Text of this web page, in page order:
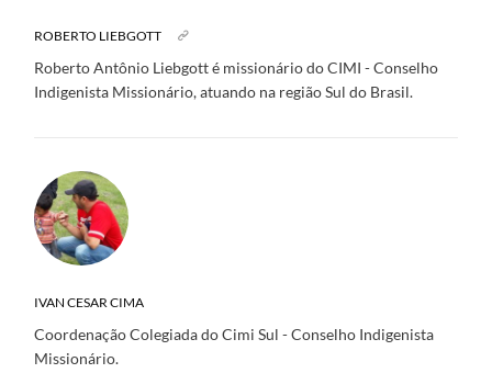
ROBERTO LIEBGOTT
Roberto Antônio Liebgott é missionário do CIMI - Conselho
Indigenista Missionário, atuando na região Sul do Brasil.
IVAN CESAR CIMA
Coordenação Colegiada do Cimi Sul - Conselho Indigenista
Missionário.